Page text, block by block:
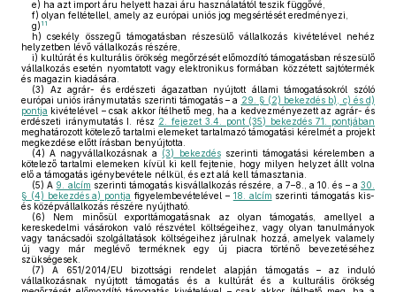
e) ha azt import áru helyett hazai áru használatától teszik függővé,
f) olyan feltétellel, amely az európai uniós jog megsértését eredményezi,
g) 11
h) csekély összegű támogatásban részesülő vállalkozás kivételével nehéz
helyzetben lévő vállalkozás részére,
i) kultúrát és kulturális örökség megőrzését előmozdító támogatásban részesülő
vállalkozás esetén nyomtatott vagy elektronikus formában közzétett sajtótermék
és magazin kiadására.
(3) Az agrár- és erdészeti ágazatban nyújtott állami támogatásokról szóló
európai uniós iránymutatás szerinti támogatás – a 29. § (2) bekezdés b), c) és d)
pontja kivételével – csak akkor ítélhető meg, ha a kedvezményezett az agrár- és
erdészeti iránymutatás I. rész 2. fejezet 3.4. pont (35) bekezdés 71. pontjában
meghatározott kötelező tartalmi elemeket tartalmazó támogatási kérelmét a projekt
megkezdése előtt írásban benyújtotta.
(4) A nagyvállalkozásnak a (3) bekezdésszerinti támogatási kérelemben a
kötelező tartalmi elemeken kívül ki kell fejtenie, hogy milyen helyzet állt volna
elő a támogatás igénybevétele nélkül, és ezt alá kell támasztania.
(5) A 9. alcím szerinti támogatás kisvállalkozás részére, a 7–8., a 10. és – a30.
§ (4) bekezdés a) pontja figyelembevételével – 18. alcím szerinti támogatás kis-
és középvállalkozás részére nyújtható.
(6) Nem minősül exporttámogatásnak az olyan támogatás, amellyel a
kereskedelmi vásárokon való részvétel költségeihez, vagy olyan tanulmányok
vagy tanácsadói szolgáltatások költségeihez járulnak hozzá, amelyek valamely
új vagy már meglévő terméknek egy új piacra történő bevezetéséhez
szükségesek.
(7) A 651/2014/EU bizottsági rendelet alapján támogatás – az induló
vállalkozásnak nyújtott támogatás és a kultúrát és a kulturális örökség